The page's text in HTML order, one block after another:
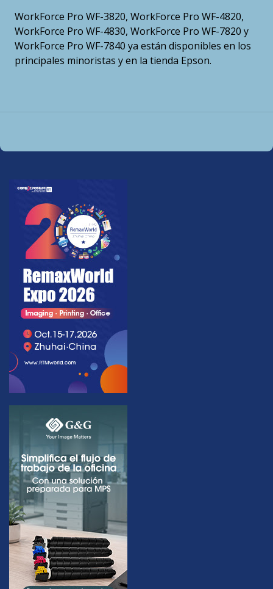
WorkForce Pro WF-3820, WorkForce Pro WF-4820,
WorkForce Pro WF-4830, WorkForce Pro WF-7820 y
WorkForce Pro WF-7840 ya están disponibles en los
principales minoristas y en la tienda Epson.